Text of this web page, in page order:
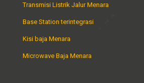
Transmisi Listrik Jalur Menara
Base Station terintegrasi
Kisi baja Menara
Microwave Baja Menara